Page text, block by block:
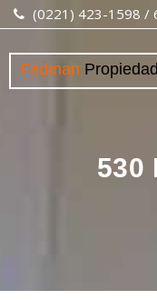
(0221) 423-1598 /
Fridman
530